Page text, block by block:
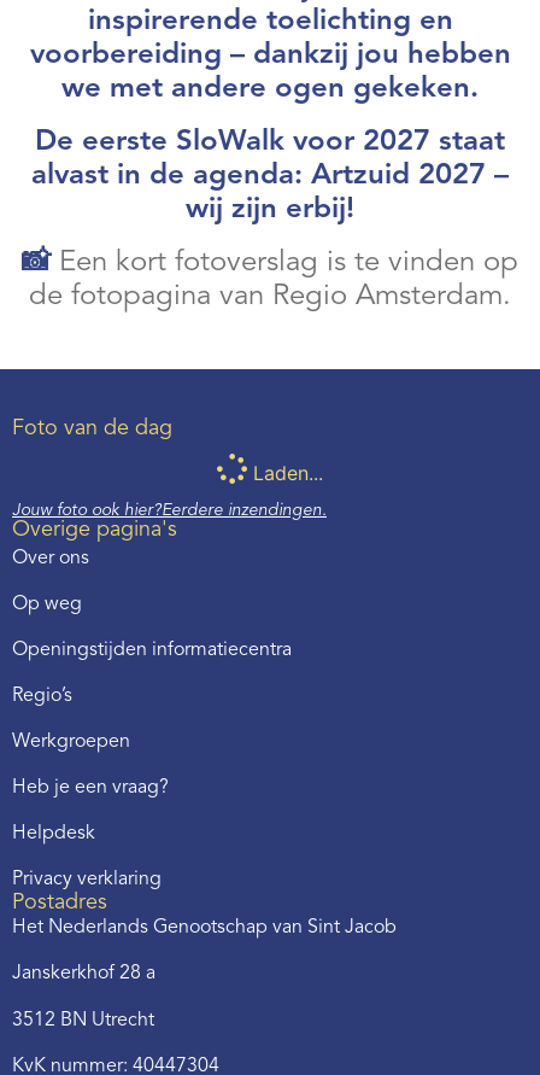
inspirerende toelichting en
voorbereiding – dankzij jou hebben
we met andere ogen gekeken.
De eerste SloWalk voor 2027 staat
alvast in de agenda: Artzuid 2027 –
wij zijn erbij!
📸 Een kort fotoverslag is te vinden op
de fotopagina van Regio Amsterdam.
Foto van de dag
Laden...
Jouw foto ook hier?Eerdere inzendingen.
Overige pagina's
Over ons
Op weg
Openingstijden informatiecentra
Regio’s
Werkgroepen
Heb je een vraag?
Helpdesk
Privacy verklaring
Postadres
Het Nederlands Genootschap van Sint Jacob
Janskerkhof 28 a
3512 BN Utrecht
KvK nummer: 40447304